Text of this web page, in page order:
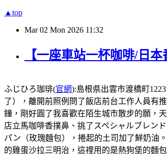
▲top
Mar 02 Mon 2026 11:32
【一座車站一杯咖啡/日
ふじひろ珈琲(官網):島根県出雲市渡橋町
了），離開前照例問了飯店前台工作人員有
鐘，剛好圓了我喜歡在陌生城市散步的願，
店立馬咖啡香撲鼻、挑了スペシャルブレン
パン（玫瑰麵包），捲起的土司加了鮮奶油
的雞蛋沙拉三明治，這𥚃用的是熱狗堡的麵